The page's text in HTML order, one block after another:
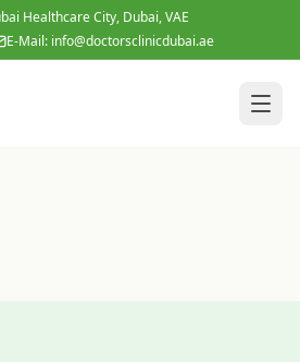
Healthcare City, Dubai, VAE
E-Mail: info@doctorsclinicdubai.ae